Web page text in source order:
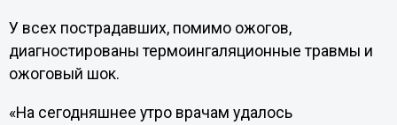
У всех пострадавших, помимо ожогов,
диагностированы термоингаляционные травмы и
ожоговый шок.
«На сегодняшнее утро врачам удалось